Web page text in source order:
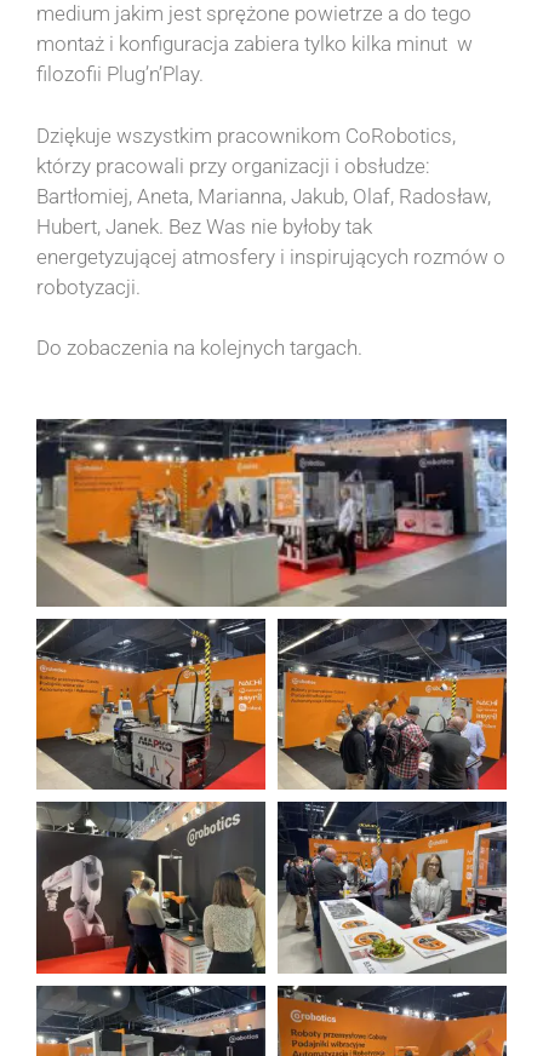
medium jakim jest sprężone powietrze a do tego
montaż i konfiguracja zabiera tylko kilka minut w
filozofii Plug’n’Play.
Dziękuje wszystkim pracownikom CoRobotics,
którzy pracowali przy organizacji i obsłudze:
Bartłomiej, Aneta, Marianna, Jakub, Olaf, Radosław,
Hubert, Janek. Bez Was nie byłoby tak
energetyzującej atmosfery i inspirujących rozmów o
robotyzacji.
Do zobaczenia na kolejnych targach.